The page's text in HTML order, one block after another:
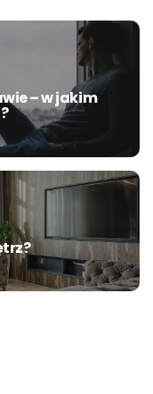
– w jakim